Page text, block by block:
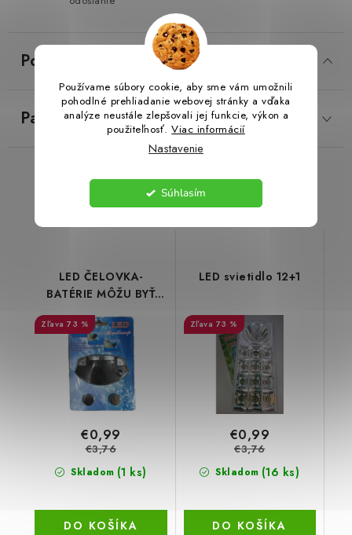
Používame súbory cookie, aby sme vám umožnili
pohodlné prehliadanie webovej stránky a vďaka
analýze neustále zlepšovali jej funkcie, výkon a
použiteľnosť.Viac informácií
Nastavenie
Súhlasím
Prečo je tu LACNO?
Vratky a Reklamácie
Obchodné podmienky
Ochrana osobných údajov
Reklamačný poriadok
Ako odstúpiť od kúpnej zmluvy
Popis
Parametre produktu
Podobné produkty
LED ČELOVKA-
BATÉRIE MÔŽU BYŤ
73 %
Skladom (1 ks)
€0,99
€3,76
DO KOŠÍKA
LED svietidlo 12+1
73 %
Skladom (16 ks)
€0,99
€3,76
DO KOŠÍKA